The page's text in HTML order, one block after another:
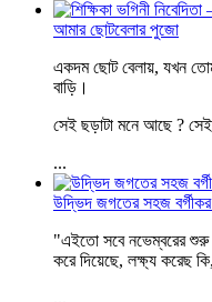
আমার ছোটবেলার পুজো
একদম ছোট বেলায়, যখন
বাড়ি।
সেই ছড়াটা মনে আছে ? সেই
...
উদ্ভিদ জগতের সহজ
"এইতো সবে নভেম্বরের
করে দিয়েছে, লক্ষ্য করেছ কি,
...